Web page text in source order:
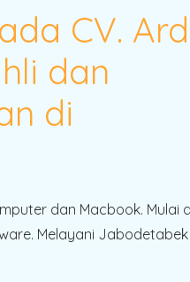
CV.
dan
di
dan Macbook. Mulai
Melayani